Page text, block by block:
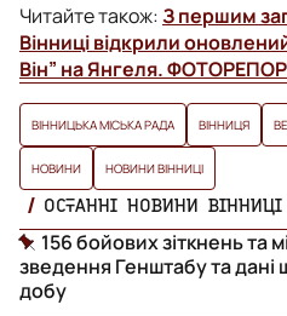
Читайте також:З першим
Вінниці відкрили
Він” на Янгеля.
ВІННИЦЬКА МІСЬКА РАДА ВІННИЦЯ
НОВИНИ НОВИНИ ВІННИЦІ
ОСТАННІ НОВИНИ ВІННИЦІ
156 бойових зіткнень та
зведення Генштабу та дані
добу